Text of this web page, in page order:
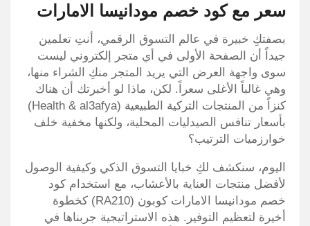
سعر مع كود خصم مودانيسا الامارات
بصفتكِ خبيرة في عالم التسوق الرقمي، أنتِ تعلمين
جيداً أن الصفحة الأولى في أي متجر إلكتروني ليست
سوى واجهة العرض التي يريد المتجر منكِ الشراء منها،
وهي غالباً الأغلى سعراً. لكن، ماذا لو أخبرتك أن هناك
كنزاً من المنتجات التركية الطبيعية (Health & al3afya)
بأسعار تنافس الصيدليات المحلية، ولكنها مخفية خلف
خوارزميات الترتيب؟
اليوم، سنكشف لكِ خبايا التسوق الذكي وكيفية الوصول
لأفضل منتجات العناية بالأعشاب، مع استخدام كود
خصم مودانيسا الامارات كوبون (RA210) كخطوة
أخيرة لتعظيم التوفير. هذه الاستراتيجية جربناها في